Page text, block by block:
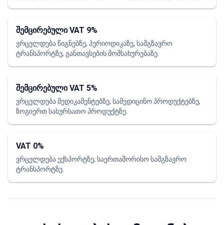
შემცირებული VAT 9%
ვრცელდება წიგნებზე, პერიოდიკაზე, სამგზავრო
ტრანსპორტზე, განთავსების მომსახურებაზე.
შემცირებული VAT 5%
ვრცელდება მედიკამენტებზე, სამედიცინო პროდუქტებზე,
ზოგიერთ სასურსათო პროდუქტზე.
VAT 0%
ვრცელდება ექსპორტზე, საერთაშორისო სამგზავრო
ტრანსპორტზე.